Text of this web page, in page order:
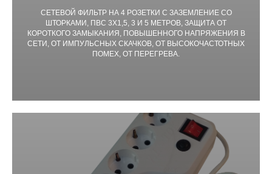
СЕТЕВОЙ ФИЛЬТР НА 4 РОЗЕТКИ С ЗАЗЕМЛЕНИЕ СО
ШТОРКАМИ, ПВС 3Х1,5, 3 И 5 МЕТРОВ, ЗАЩИТА ОТ
КОРОТКОГО ЗАМЫКАНИЯ, ПОВЫШЕННОГО НАПРЯЖЕНИЯ В
СЕТИ, ОТ ИМПУЛЬСНЫХ СКАЧКОВ, ОТ ВЫСОКОЧАСТОТНЫХ
ПОМЕХ, ОТ ПЕРЕГРЕВА.